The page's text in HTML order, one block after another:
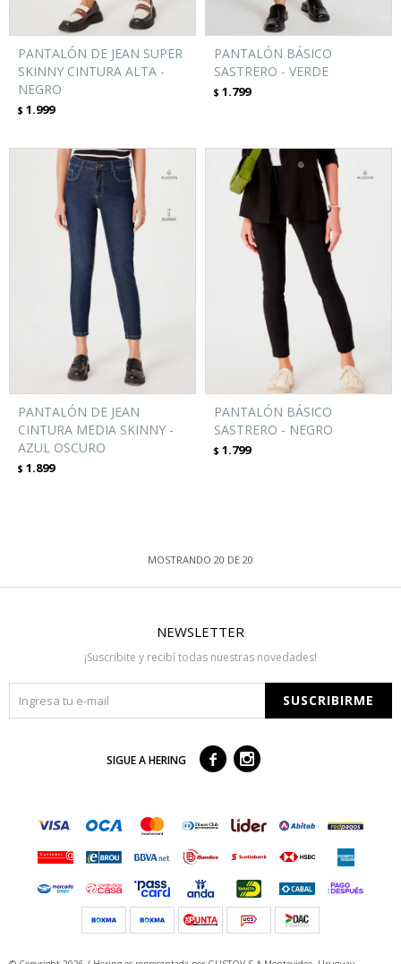
PANTALÓN DE JEAN SUPER
SKINNY CINTURA ALTA -
NEGRO
$ 1.999
PANTALÓN BÁSICO
SASTRERO - VERDE
$ 1.799
PANTALÓN DE JEAN
CINTURA MEDIA SKINNY -
AZUL OSCURO
$ 1.899
PANTALÓN BÁSICO
SASTRERO - NEGRO
$ 1.799
MOSTRANDO 20 DE 20
NEWSLETTER
¡Suscribite y recibí todas nuestras novedades!
SUSCRIBIRME
SIGUE A HERING  